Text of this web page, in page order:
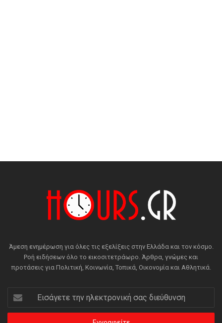
Άμεση ενημέρωση για όλες τις εξελίξεις στην Ελλάδα και τον κόσμο.
Ροή ειδήσεων όλο το εικοσιτετράωρο. Άρθρα, γνώμες και
προτάσεις για Πολιτική, Κοινωνία, Τοπικά, Οικονομία και Αθλητικά.
Εισάγετε
την
ηλεκτρονική